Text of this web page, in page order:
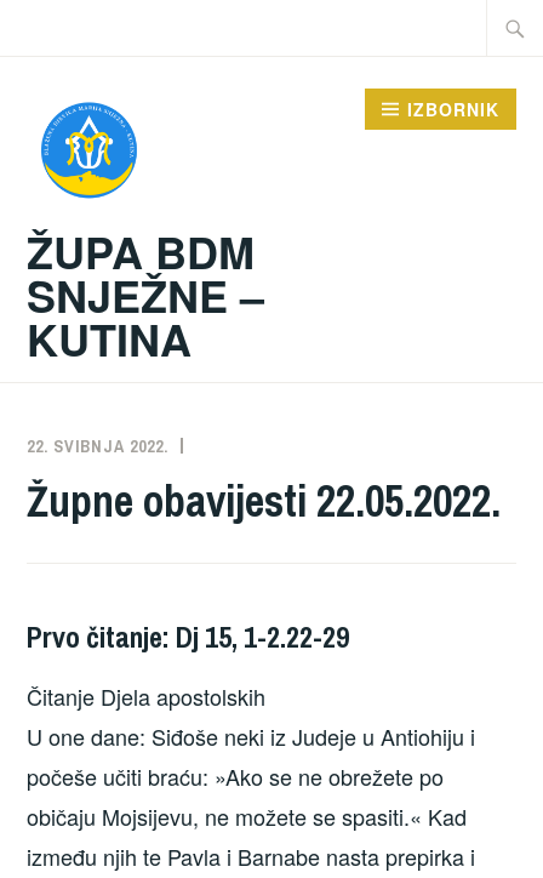
Traži:
ŽUPA BDM
SNJEŽNE –
KUTINA
IZBORNIK
22. SVIBNJA 2022.
Župne obavijesti 22.05.2022.
Prvo čitanje: Dj 15, 1-2.22-29
Čitanje Djela apostolskih
U one dane: Siđoše neki iz Judeje u Antiohiju i
počeše učiti braću: »Ako se ne obrežete po
običaju Mojsijevu, ne možete se spasiti.« Kad
između njih te Pavla i Barnabe nasta prepirka i